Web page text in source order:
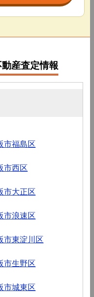
産査定情報
市福島区
市西区
市大正区
市浪速区
市東淀川区
市生野区
市城東区